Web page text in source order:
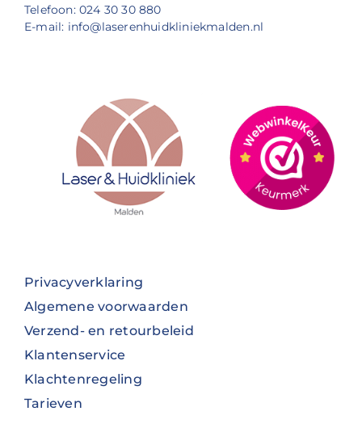
Telefoon: 024 30 30 880
E-mail: info@laserenhuidkliniekmalden.nl
Privacyverklaring
Algemene voorwaarden
Verzend- en retourbeleid
Klantenservice
Klachtenregeling
Tarieven